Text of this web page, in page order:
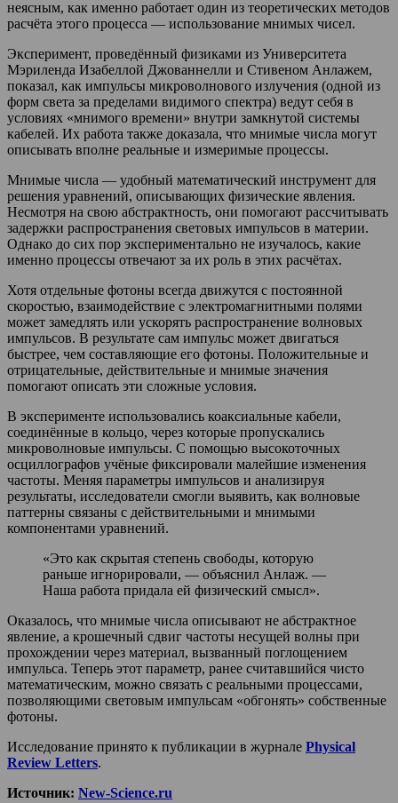
неясным, как именно работает один из теоретических методов
расчёта этого процесса — использование мнимых чисел.
Эксперимент, проведённый физиками из Университета
Мэриленда Изабеллой Джованнелли и Стивеном Анлажем,
показал, как импульсы микроволнового излучения (одной из
форм света за пределами видимого спектра) ведут себя в
условиях «мнимого времени» внутри замкнутой системы
кабелей. Их работа также доказала, что мнимые числа могут
описывать вполне реальные и измеримые процессы.
Мнимые числа — удобный математический инструмент для
решения уравнений, описывающих физические явления.
Несмотря на свою абстрактность, они помогают рассчитывать
задержки распространения световых импульсов в материи.
Однако до сих пор экспериментально не изучалось, какие
именно процессы отвечают за их роль в этих расчётах.
Хотя отдельные фотоны всегда движутся с постоянной
скоростью, взаимодействие с электромагнитными полями
может замедлять или ускорять распространение волновых
импульсов. В результате сам импульс может двигаться
быстрее, чем составляющие его фотоны. Положительные и
отрицательные, действительные и мнимые значения
помогают описать эти сложные условия.
В эксперименте использовались коаксиальные кабели,
соединённые в кольцо, через которые пропускались
микроволновые импульсы. С помощью высокоточных
осциллографов учёные фиксировали малейшие изменения
частоты. Меняя параметры импульсов и анализируя
результаты, исследователи смогли выявить, как волновые
паттерны связаны с действительными и мнимыми
компонентами уравнений.
«Это как скрытая степень свободы, которую
раньше игнорировали, — объяснил Анлаж. —
Наша работа придала ей физический смысл».
Оказалось, что мнимые числа описывают не абстрактное
явление, а крошечный сдвиг частоты несущей волны при
прохождении через материал, вызванный поглощением
импульса. Теперь этот параметр, ранее считавшийся чисто
математическим, можно связать с реальными процессами,
позволяющими световым импульсам «обгонять» собственные
фотоны.
Исследование принято к публикации в журнале Physical
Review Letters.
Источник: New-Science.ru